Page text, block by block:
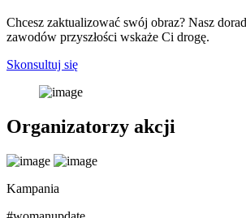
Chcesz zaktualizować swój obraz? Nasz
zawodów przyszłości wskaże Ci drogę.
Skonsultuj się
Organizatorzy akcji
Kampania